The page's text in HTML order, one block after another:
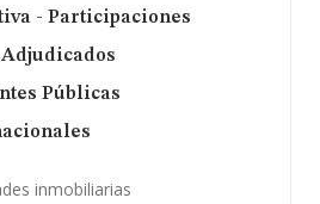
- Participaciones
Públicas
inmobiliarias